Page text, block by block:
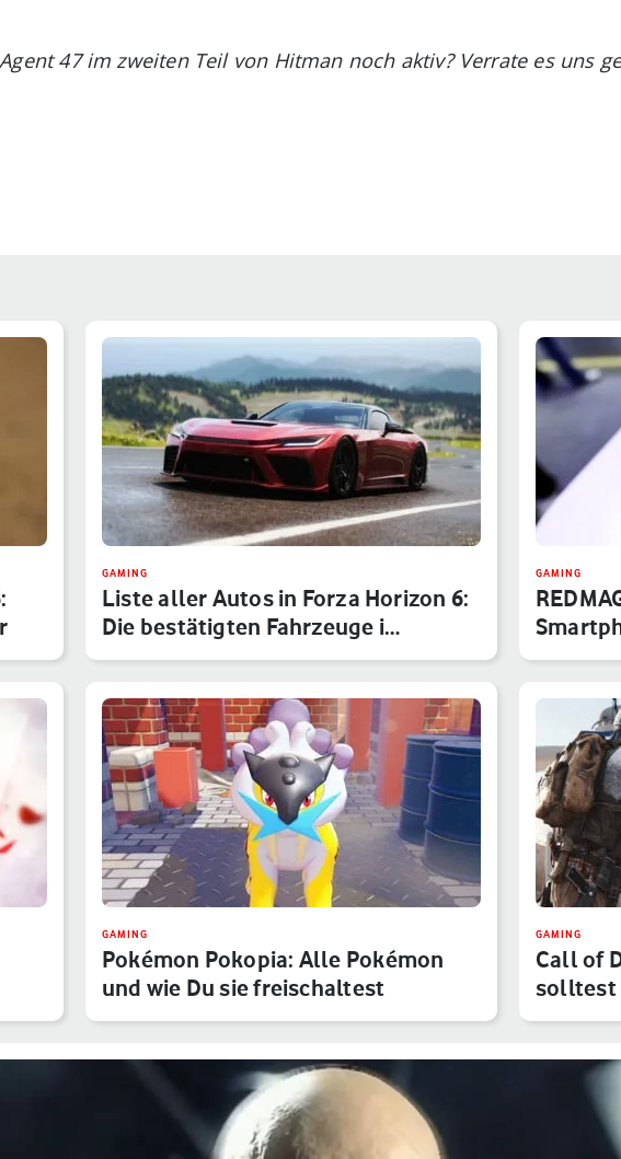
47 im zweiten Teil von Hitman noch aktiv? Verrate es uns
GAMING
Liste aller Autos in Forza Horizon 6:
Die bestätigten Fahrzeuge i…
GAMING
GAMING
Pokémon Pokopia: Alle Pokémon
und wie Du sie freischaltest
GAMING
Call of
solltest